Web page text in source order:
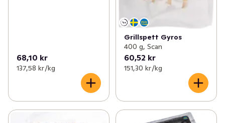
68,10 kr
137,58 kr /kg
Grillspett Gyros
400 g, Scan
60,52 kr
151,30 kr /kg